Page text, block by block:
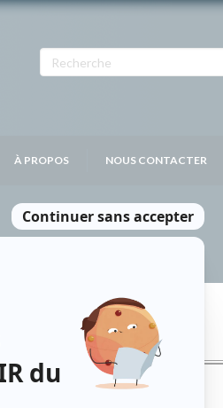
À PROPOS NOUS CONTACTER